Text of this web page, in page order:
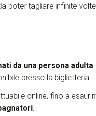
poter tagliare infinite volte
da una persona adulta
presso la biglietteria.
online, fino a
.